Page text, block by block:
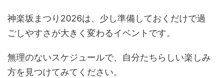
神楽坂まつり2026は、少し準備しておくだけで過
ごしやすさが大きく変わるイベントです。
無理のないスケジュールで、自分たちらしい楽しみ
方を見つけてみてください。